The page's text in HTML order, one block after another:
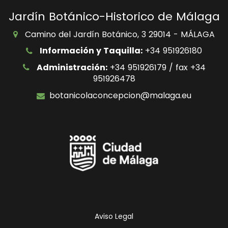
Jardín Botánico-Historico de Málaga
Camino del Jardín Botánico, 3 29014 - MÁLAGA
Información y Taquilla: +34 951926180
Administración:+34 951926179 / fax +34
951926478
botanicolaconcepcion@malaga.eu
de
facebook
twitter
Instagram
Otras
Redes
Sociales
Aviso Legal